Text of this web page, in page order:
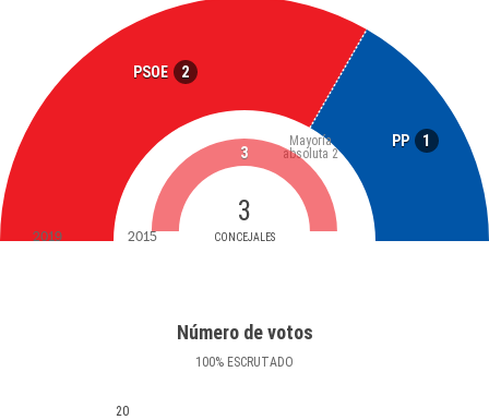
PSOE 2
PP 1
3
CONCEJALES
Mayoría
absoluta 2
3
2019 2015
Número de votos
100% ESCRUTADO
20